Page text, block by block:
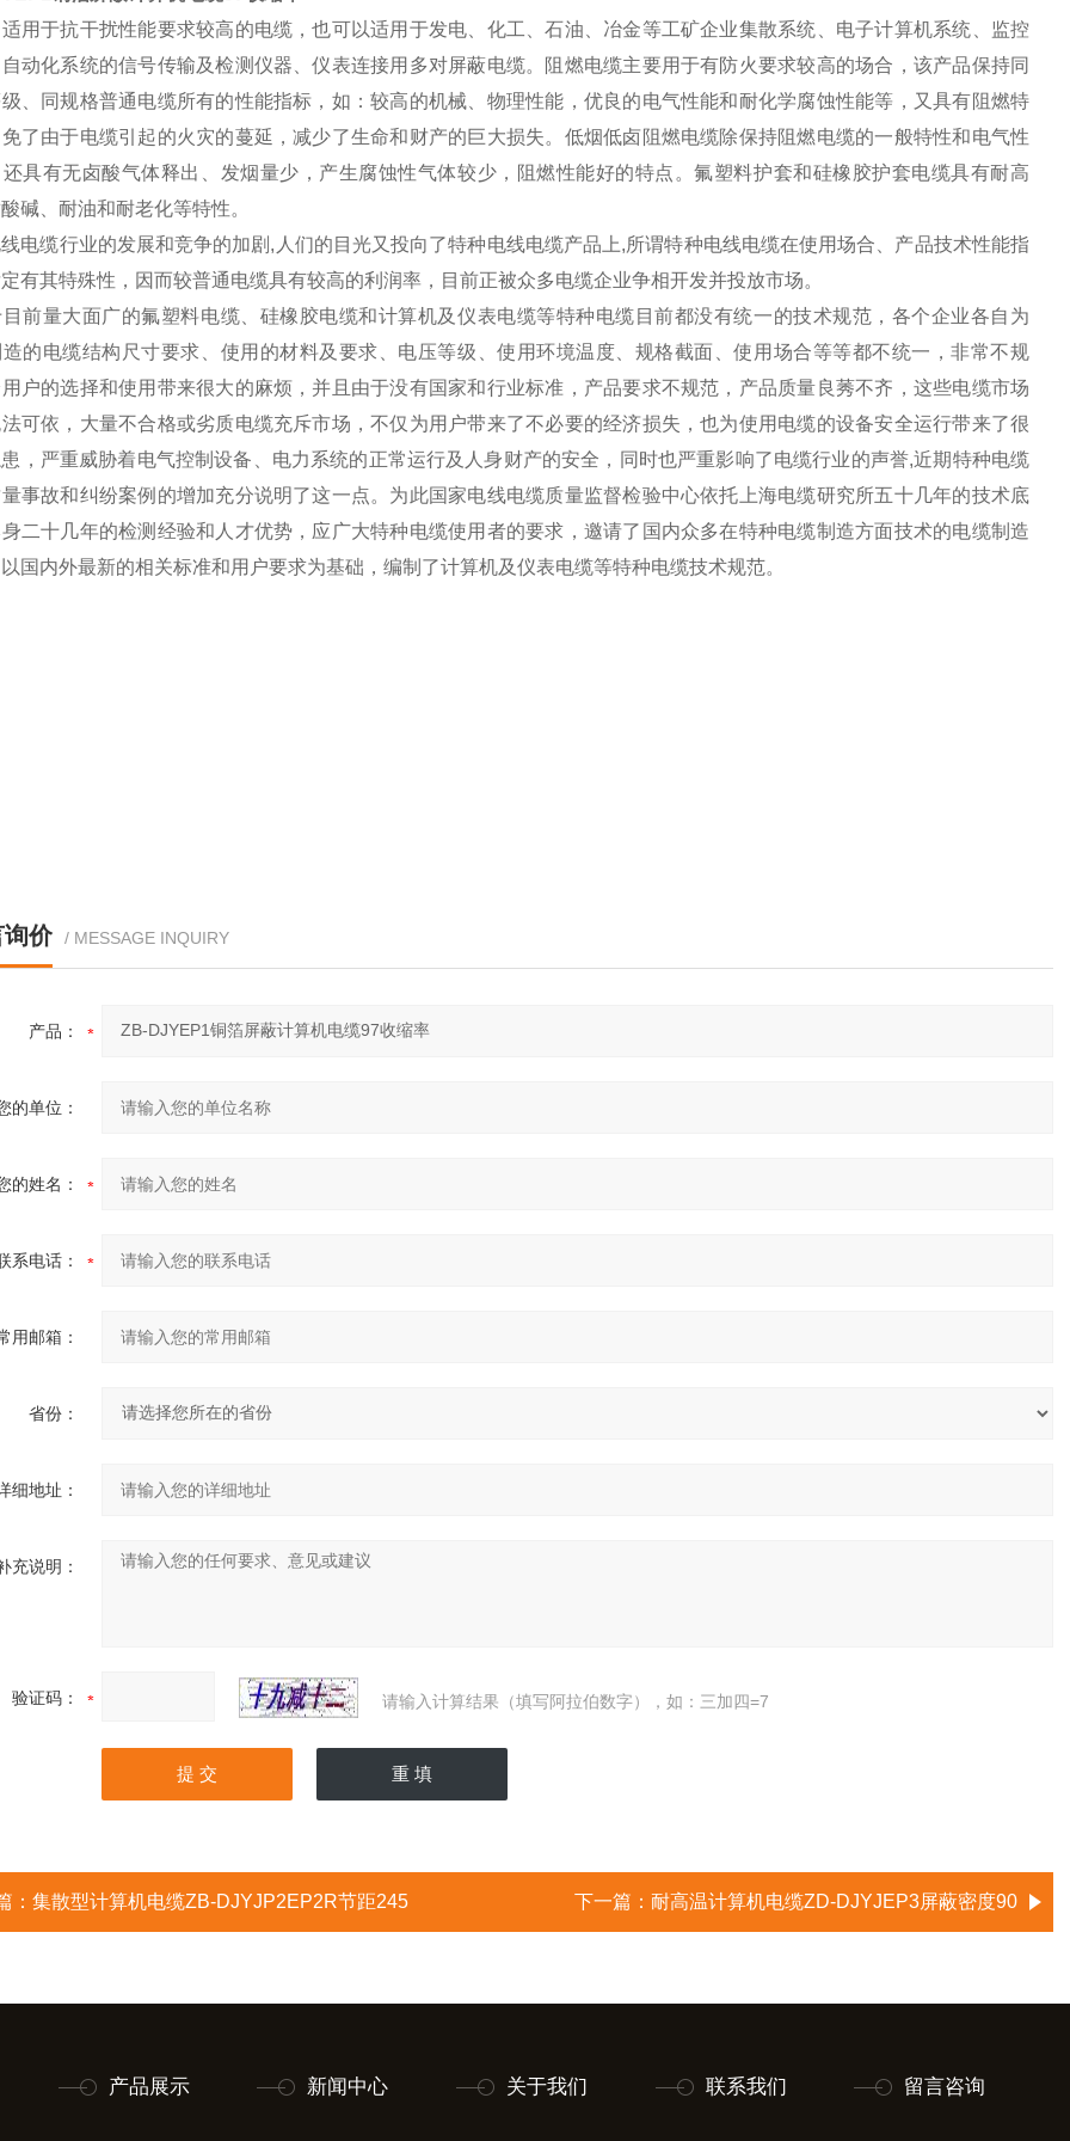
用于抗干扰性能要求较高的电缆，也可以适用于发电、化工、石油、冶金等工矿企业集散系统、电子计算机系统、监控
动化系统的信号传输及检测仪器、仪表连接用多对屏蔽电缆。阻燃电缆主要用于有防火要求较高的场合，该产品保持同
、同规格普通电缆所有的性能指标，如：较高的机械、物理性能，优良的电气性能和耐化学腐蚀性能等，又具有阻燃特
了由于电缆引起的火灾的蔓延，减少了生命和财产的巨大损失。低烟低卤阻燃电缆除保持阻燃电缆的一般特性和电气性
具有无卤酸气体释出、发烟量少，产生腐蚀性气体较少，阻燃性能好的特点。氟塑料护套和硅橡胶护套电缆具有耐高
碱、耐油和耐老化等特性。
电缆行业的发展和竞争的加剧,人们的目光又投向了特种电线电缆产品上,所谓特种电线电缆在使用场合、产品技术性能指
有其特殊性，因而较普通电缆具有较高的利润率，目前正被众多电缆企业争相开发并投放市场。
前量大面广的氟塑料电缆、硅橡胶电缆和计算机及仪表电缆等特种电缆目前都没有统一的技术规范，各个企业各自为
的电缆结构尺寸要求、使用的材料及要求、电压等级、使用环境温度、规格截面、使用场合等等都不统一，非常不规
户的选择和使用带来很大的麻烦，并且由于没有国家和行业标准，产品要求不规范，产品质量良莠不齐，这些电缆市场
可依，大量不合格或劣质电缆充斥市场，不仅为用户带来了不必要的经济损失，也为使用电缆的设备安全运行带来了很
，严重威胁着电气控制设备、电力系统的正常运行及人身财产的安全，同时也严重影响了电缆行业的声誉,近期特种电缆
事故和纠纷案例的增加充分说明了这一点。为此国家电线电缆质量监督检验中心依托上海电缆研究所五十几年的技术底
二十几年的检测经验和人才优势，应广大特种电缆使用者的要求，邀请了国内众多在特种电缆制造方面技术的电缆制造
国内外最新的相关标准和用户要求为基础，编制了计算机及仪表电缆等特种电缆技术规范。
价 / MESSAGE INQUIRY
产品：
的单位：
的姓名：
系电话：
用邮箱：
省份：
细地址：
充说明：
验证码： 请输入计算结果（填写阿拉伯数字），如：三加四=7
： 集散型计算机电缆ZB-DJYJP2EP2R节距245 下一篇： 耐高温计算机电缆ZD-DJYJEP3屏蔽密度90
产品展示 新闻中心 关于我们 联系我们 留言咨询